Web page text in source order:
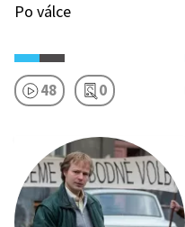
Po válce
48 0